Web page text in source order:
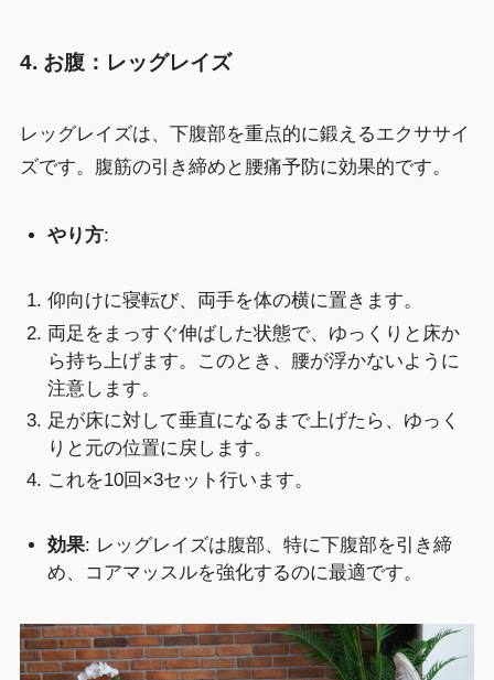
4. お腹：レッグレイズ
レッグレイズは、下腹部を重点的に鍛えるエクササイ
ズです。腹筋の引き締めと腰痛予防に効果的です。
やり方:
仰向けに寝転び、両手を体の横に置きます。
両足をまっすぐ伸ばした状態で、ゆっくりと床か
ら持ち上げます。このとき、腰が浮かないように
注意します。
足が床に対して垂直になるまで上げたら、ゆっく
りと元の位置に戻します。
これを10回×3セット行います。
効果: レッグレイズは腹部、特に下腹部を引き締
め、コアマッスルを強化するのに最適です。